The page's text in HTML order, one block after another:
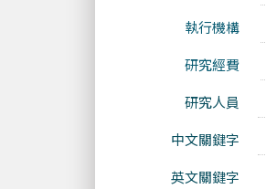
執行機構
研究經費
研究人員
中文關鍵字
英文關鍵字